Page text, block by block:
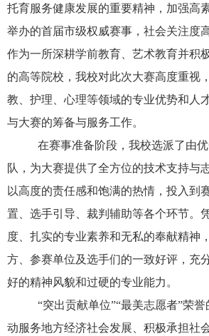
托育服务健康发展的重要精神，加强高
举办的首届市级权威赛事，社会关注度
作为一所深耕学前教育、艺术教育并积
的高等院校，我校对此次大赛高度重视
教、护理、心理等领域的专业优势和人
与大赛的筹备与服务工作。
在赛事准备阶段，我校选派了由
队，为大赛提供了全方位的技术支持与
以高度的责任感和饱满的热情，投入到
置、选手引导、裁判辅助等各个环节。
度、扎实的专业素养和无私的奉献精神
方、参赛单位及选手们的一致好评，充
好的精神风貌和过硬的专业能力。
“突出贡献单位”“最美志愿者”荣
动服务地方经济社会发展、积极承担社